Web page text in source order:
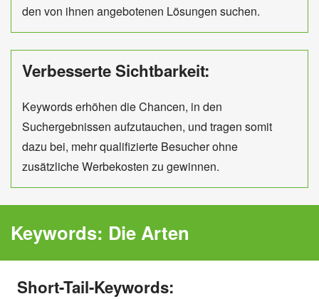
den von ihnen angebotenen Lösungen suchen.
Verbesserte Sichtbarkeit:
Keywords erhöhen die Chancen, in den
Suchergebnissen aufzutauchen, und tragen somit
dazu bei, mehr qualifizierte Besucher ohne
zusätzliche Werbekosten zu gewinnen.
Keywords: Die Arten
Short-Tail-Keywords: